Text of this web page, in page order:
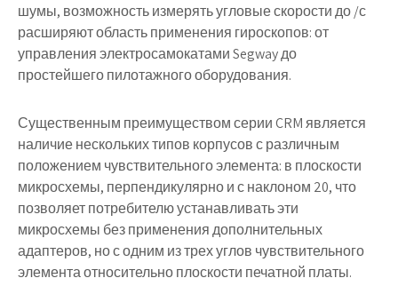
шумы, возможность измерять угловые скорости до /с
расширяют область применения гироскопов: от
управления электросамокатами Segway до
простейшего пилотажного оборудования.
Существенным преимуществом серии CRM является
наличие нескольких типов корпусов с различным
положением чувствительного элемента: в плоскости
микросхемы, перпендикулярно и с наклоном 20, что
позволяет потребителю устанавливать эти
микросхемы без применения дополнительных
адаптеров, но с одним из трех углов чувствительного
элемента относительно плоскости печатной платы.